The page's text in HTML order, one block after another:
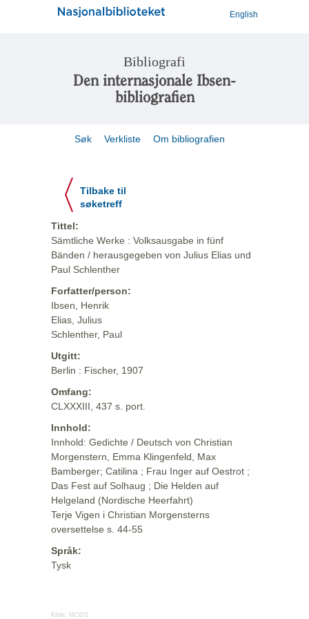
English
Bibliografi
Den internasjonale Ibsen-
bibliografien
Søk Verkliste Om bibliografien
Tilbake til
søketreff
Tittel:
Sämtliche Werke : Volksausgabe in fünf
Bänden / herausgegeben von Julius Elias und
Paul Schlenther
Forfatter/person:
Ibsen, Henrik
Elias, Julius
Schlenther, Paul
Utgitt:
Berlin : Fischer, 1907
Omfang:
CLXXXIII, 437 s. port.
Innhold:
Innhold: Gedichte / Deutsch von Christian
Morgenstern, Emma Klingenfeld, Max
Bamberger; Catilina ; Frau Inger auf Oestrot ;
Das Fest auf Solhaug ; Die Helden auf
Helgeland (Nordische Heerfahrt)
Terje Vigen i Christian Morgensterns
oversettelse s. 44-55
Språk:
Tysk
Kilde: MODS